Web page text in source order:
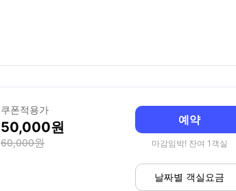
쿠폰적용가
50,000
60,000
예약
마감임박! 잔여 1객실
날짜별 객실요금